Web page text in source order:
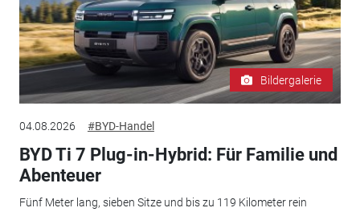
Bildergalerie
04.08.2026 #BYD-Handel
BYD Ti 7 Plug-in-Hybrid: Für Familie und
Abenteuer
Fünf Meter lang, sieben Sitze und bis zu 119 Kilometer rein